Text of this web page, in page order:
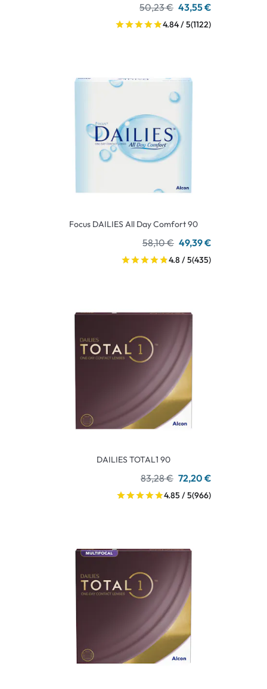
50,23 € 43,55 €
4.84 / 5(1122)
Focus DAILIES All Day Comfort 90
58,10 € 49,39 €
4.8 / 5(435)
DAILIES TOTAL1 90
83,28 € 72,20 €
4.85 / 5(966)